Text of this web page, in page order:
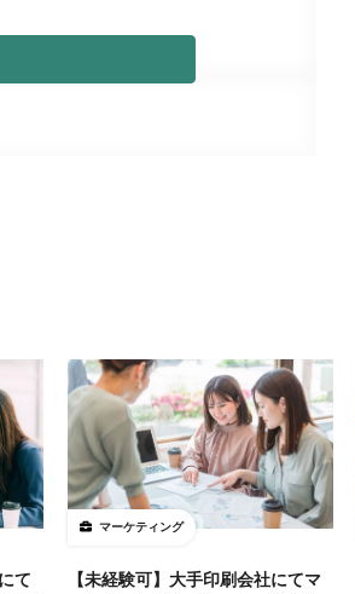
て
マーケティング
【未経験可】大手印刷会社にてマ